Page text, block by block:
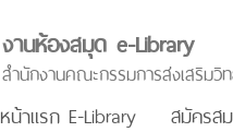
งานห้องสมุด e-Library
สำนักงานคณะกรรมการส่งเสริม
หน้าแรก E-Library สมัครส